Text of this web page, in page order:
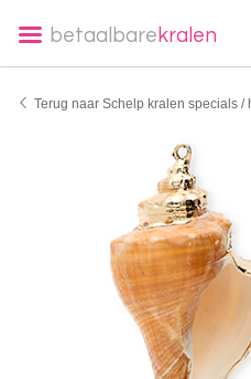
betaalbare kralen
Terug naar Schelp kralen specials /